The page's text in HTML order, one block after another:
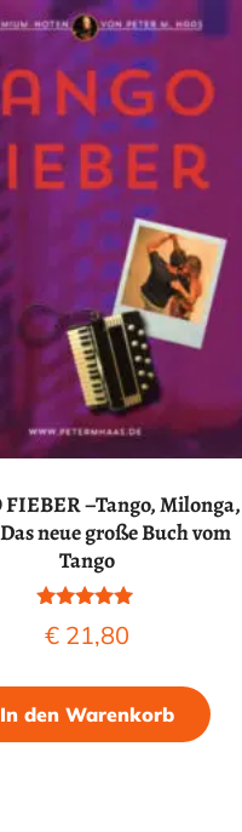
FIEBER –Tango, Milonga,
neue große Buch vom
Tango
Bewertet mit
5.00
€ 21,80
In den Warenkorb